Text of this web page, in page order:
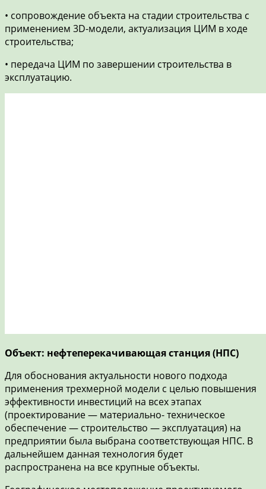
• сопровождение объекта на стадии строительства с
применением 3D-модели, актуализация ЦИМ в ходе
строительства;
• передача ЦИМ по завершении строительства в
эксплуатацию.
Объект: нефтеперекачивающая станция (НПС)
Для обоснования актуальности нового подхода
применения трехмерной модели с целью повышения
эффективности инвестиций на всех этапах
(проектирование — материально- техническое
обеспечение — строительство — эксплуатация) на
предприятии была выбрана соответствующая НПС. В
дальнейшем данная технология будет
распространена на все крупные объекты.